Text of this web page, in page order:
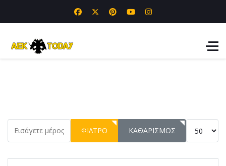
Εισάγετε μέρος του τίτλου.
ΦΊΛΤΡΟ ΚΑΘΑΡΙΣΜΌΣ